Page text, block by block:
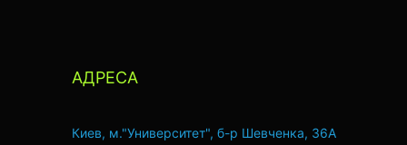
АДРЕСА
Киев, м."Университет", б-р Шевченка, 36А